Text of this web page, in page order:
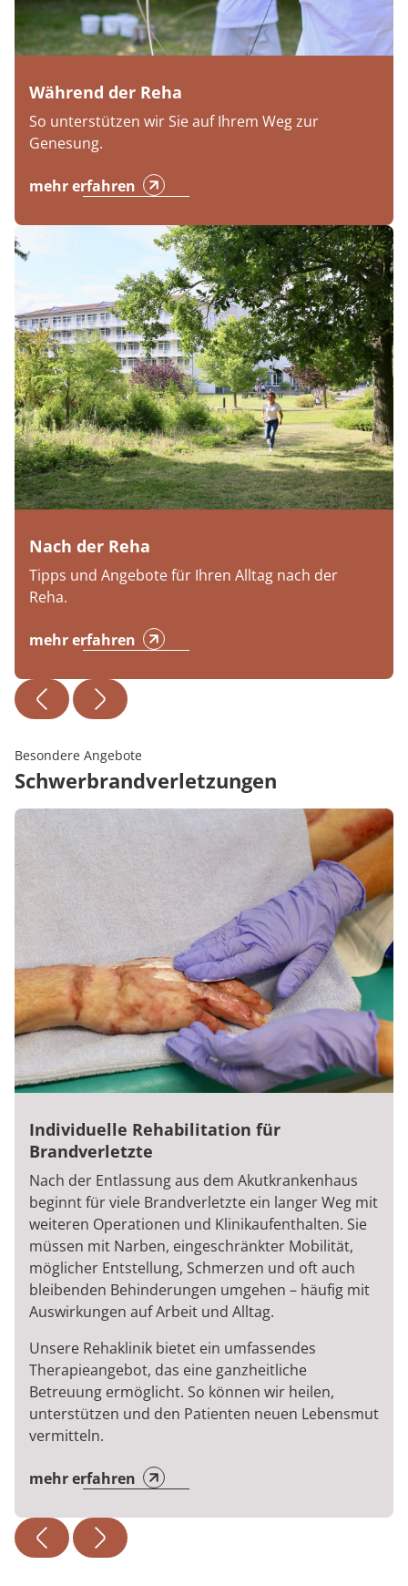
Während der Reha
So unterstützen wir Sie auf Ihrem Weg zur
Genesung.
mehr erfahren
Nach der Reha
Tipps und Angebote für Ihren Alltag nach der
Reha.
mehr erfahren
Besondere Angebote
Schwerbrandverletzungen
Individuelle Rehabilitation für
Brandverletzte
Nach der Entlassung aus dem Akutkrankenhaus
beginnt für viele Brandverletzte ein langer Weg mit
weiteren Operationen und Klinikaufenthalten. Sie
müssen mit Narben, eingeschränkter Mobilität,
möglicher Entstellung, Schmerzen und oft auch
bleibenden Behinderungen umgehen – häufig mit
Auswirkungen auf Arbeit und Alltag.
Unsere Rehaklinik bietet ein umfassendes
Therapieangebot, das eine ganzheitliche
Betreuung ermöglicht. So können wir heilen,
unterstützen und den Patienten neuen Lebensmut
vermitteln.
mehr erfahren